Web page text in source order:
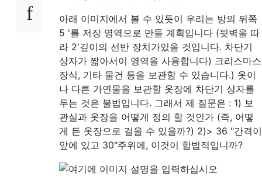
아래 이미지에서 볼 수 있듯이 우리는 방의 뒤쪽
5 '를 저장 영역으로 만들 계획입니다 (뒷벽을 따
라 2'깊이의 선반 장치가있을 것입니다. 차단기
상자가 짧아서이 영역을 사용합니다) 크리스마스
장식, 기타 물건 등을 보관할 수 있습니다.) 옷이
나 다른 가연물을 보관할 옷장에 차단기 상자를
두는 것은 불법입니다. 그래서 제 질문은 : 1) 보
관실과 옷장을 어떻게 정의 할 것인가 (즉, 어떻
게 든 옷장으로 걸을 수 있을까?) 2)> 36 "간격이
앞에 있고 30"주위에, 이것이 합법적입니까?